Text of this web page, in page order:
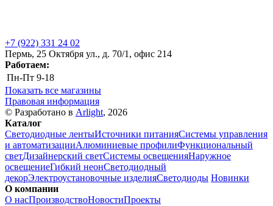
+7 (922) 331 24 02
Пермь, 25 Октября ул., д. 70/1, офис 214
Работаем:
Пн-Пт 9-18
Показать все магазины
Правовая информация
© Разработано в Arlight, 2026
Каталог
Светодиодные лентыИсточники питанияСистемы управления
и автоматизацииАлюминиевые профилиФункциональный
светДизайнерский светСистемы освещенияНаружное
освещениеГибкий неонСветодиодный
декорЭлектроустановочные изделияСветодиоды Новинки
О компании
О насПроизводствоНовостиПроекты